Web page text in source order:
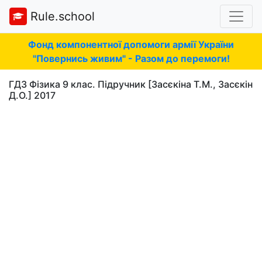
Rule.school
Фонд компонентної допомоги армії України
"Повернись живим" - Разом до перемоги!
ГДЗ Фізика 9 клас. Підручник [Засєкіна Т.М., Засєкін
Д.О.] 2017